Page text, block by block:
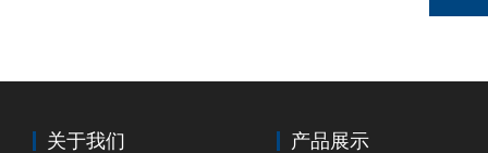
关于我们 产品展示